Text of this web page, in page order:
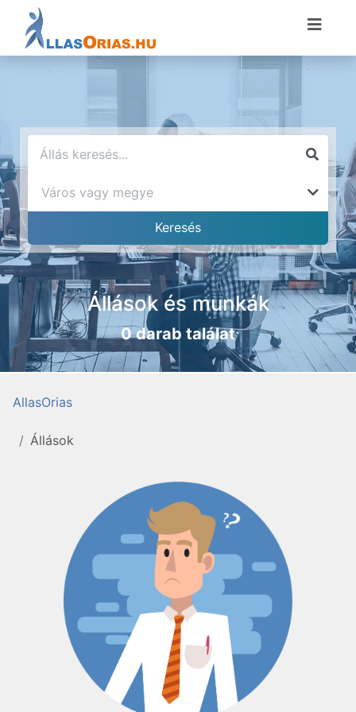
Állások és munkák
0 darab találat
AllasOrias
Állások